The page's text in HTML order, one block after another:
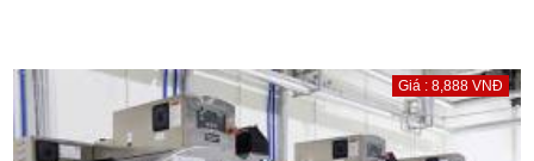
Giá : 8,888 VNĐ